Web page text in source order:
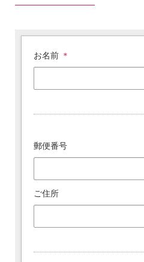
お名前 ＊
郵便番号
ご住所